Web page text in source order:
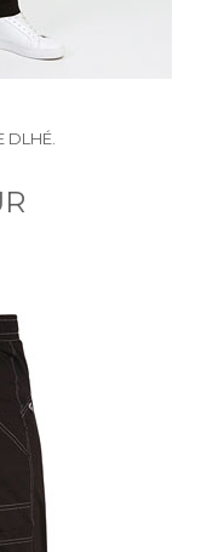
DLHÉ.